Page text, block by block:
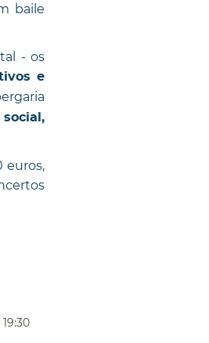
baile
- os
e
euros,
19:30